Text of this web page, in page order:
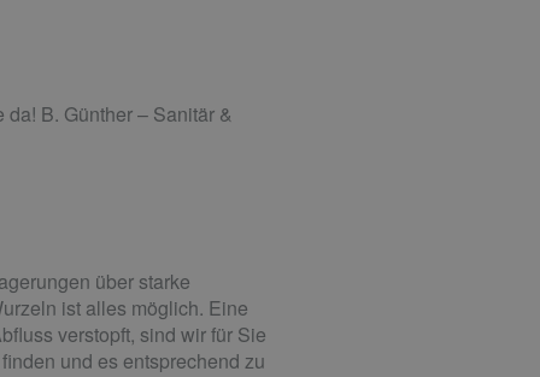
B. Günther – Sanitär &
über starke
ist alles möglich. Eine
verstopft, sind wir für Sie
und es entsprechend zu